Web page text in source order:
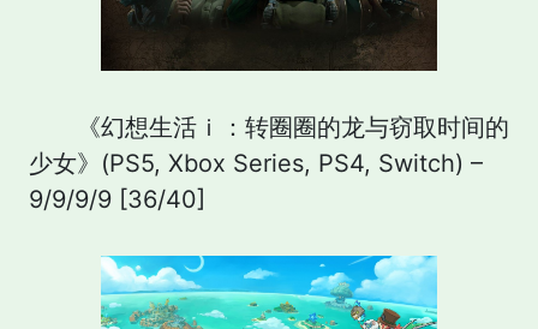
《幻想生活ｉ：转圈圈的龙与窃取时间的
少女》(PS5, Xbox Series, PS4, Switch) –
9/9/9/9 [36/40]